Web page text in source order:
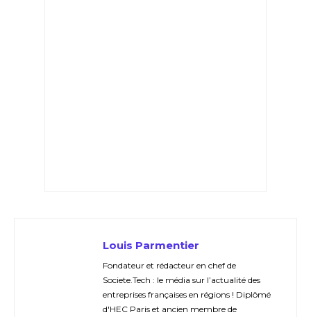
Louis Parmentier
Fondateur et rédacteur en chef de
Societe.Tech : le média sur l’actualité des
entreprises françaises en régions ! Diplômé
d'HEC Paris et ancien membre de